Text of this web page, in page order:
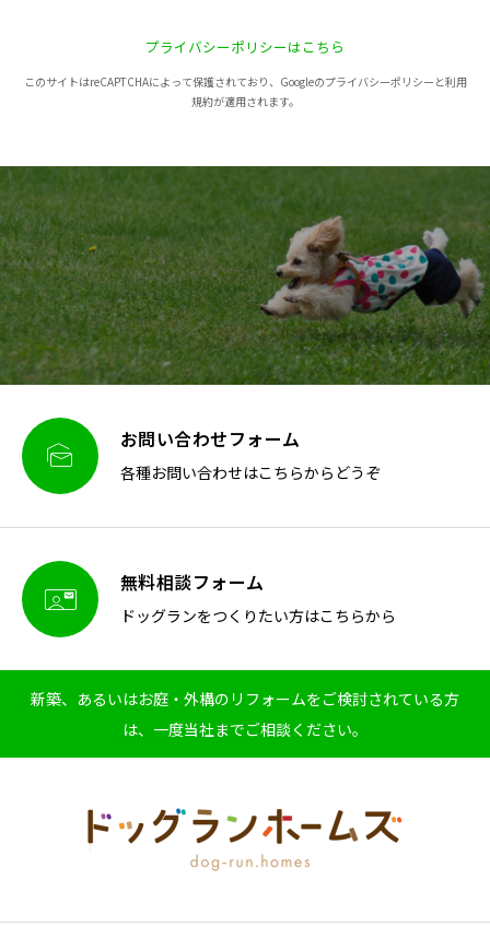
プライバシーポリシーはこちら
このサイトはreCAPTCHAによって保護されており、Googleのプライバシーポリシーと利用
規約が適用されます。
 お問い合わせフォーム
各種お問い合わせはこちらからどうぞ
 無料相談フォーム
ドッグランをつくりたい方はこちらから
新築、あるいはお庭・外構のリフォームをご検討されている方
は、一度当社までご相談ください。